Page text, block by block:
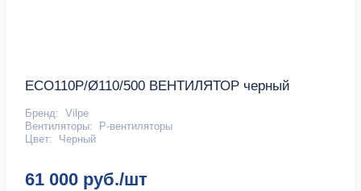
ECO110P/Ø110/500 ВЕНТИЛЯТОР черный
Бренд: Vilpe
Вентиляторы:
P-вентиляторы
Цвет:
Черный
61 000 руб./шт